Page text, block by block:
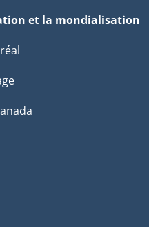
et la mondialisation